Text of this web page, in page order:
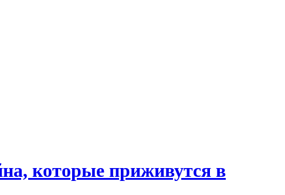
которые приживутся в